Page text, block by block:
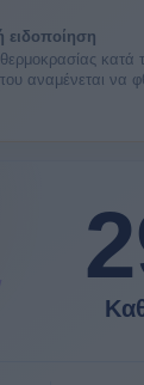
ειδοποίηση
κατά
αναμένεται να
στις